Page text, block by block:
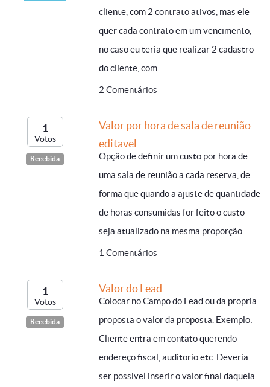
cliente, com 2 contrato ativos, mas ele
quer cada contrato em um vencimento,
no caso eu teria que realizar 2 cadastro
do cliente, com...
2 Comentários
1
Votos
Recebida
Valor por hora de sala de reunião
editavel
Opção de definir um custo por hora de
uma sala de reunião a cada reserva, de
forma que quando a ajuste de quantidade
de horas consumidas for feito o custo
seja atualizado na mesma proporção.
1 Comentários
1
Votos
Recebida
Valor do Lead
Colocar no Campo do Lead ou da propria
proposta o valor da proposta. Exemplo:
Cliente entra em contato querendo
endereço fiscal, auditorio etc. Deveria
ser possivel inserir o valor final daquela